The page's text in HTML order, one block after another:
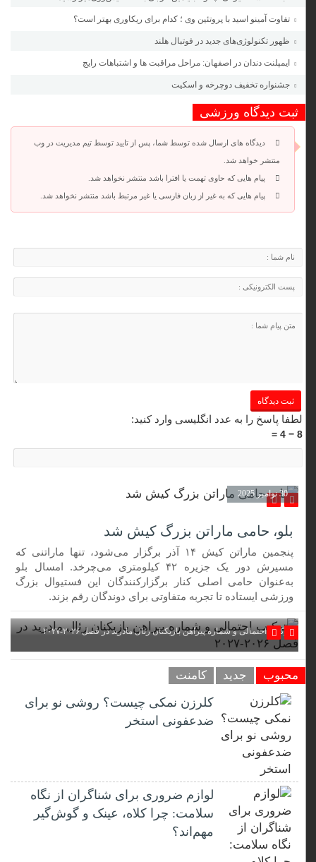
تفاوت آمینو اسید با پروتئین وی ؛ کدام برای ریکاوری بهتر است؟
ظهور تکنولوژی‌های جدید در فوتبال هلند
ایمپلنت دندان در اصفهان: مراحل مراقبت ها و اشتباهات رایج
جشنواره تخفیف دوچرخه‌ و اسکیت
ثبت دیدگاه ورزشی
دیدگاه های ارسال شده توسط شما، پس از تایید توسط تیم مدیریت در وب
منتشر خواهد شد.
پیام هایی که حاوی تهمت یا افترا باشد منتشر نخواهد شد.
پیام هایی که به غیر از زبان فارسی یا غیر مرتبط باشد منتشر نخواهد شد.
لطفا پاسخ را به عدد انگلیسی وارد کنید:
30 نوامبر 2025
بلو، حامی ماراتن بزرگ کیش شد
پنجمین ماراتن کیش ۱۴ آذر برگزار می‌شود، تنها ماراتنی که
مسیرش دور یک جزیره ۴۲ کیلومتری می‌چرخد. امسال بلو
به‌عنوان حامی اصلی کنار برگزارکنندگان این فستیوال بزرگ
ورزشی ایستاده تا تجربه متفاوتی برای دوندگان رقم بزند.
ترکیب احتمالی و شماره پیراهن بازیکنان رئال مادرید در فصل ۲۰۲۶-۲۰۲۷
محبوب جدید کامنت
کلرزن نمکی چیست؟ روشی نو برای
ضدعفونی استخر
لوازم ضروری برای شناگران از نگاه
سلامت: چرا کلاه، عینک و گوش‌گیر
مهم‌اند؟